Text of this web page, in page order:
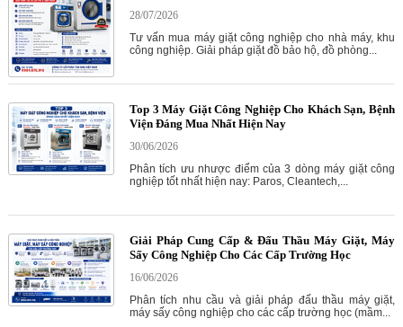
28/07/2026
Tư vấn mua máy giặt công nghiệp cho nhà máy, khu
công nghiệp. Giải pháp giặt đồ bảo hộ, đồ phòng...
Top 3 Máy Giặt Công Nghiệp Cho Khách Sạn, Bệnh
Viện Đáng Mua Nhất Hiện Nay
30/06/2026
Phân tích ưu nhược điểm của 3 dòng máy giặt công
nghiệp tốt nhất hiện nay: Paros, Cleantech,...
Giải Pháp Cung Cấp & Đấu Thầu Máy Giặt, Máy
Sấy Công Nghiệp Cho Các Cấp Trường Học
16/06/2026
Phân tích nhu cầu và giải pháp đấu thầu máy giặt,
máy sấy công nghiệp cho các cấp trường học (mầm...